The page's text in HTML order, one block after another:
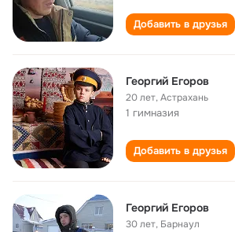
Добавить в друзья
Георгий Егоров
20 лет,Астрахань
1 гимназия
Добавить в друзья
Георгий Егоров
30 лет, Барнаул